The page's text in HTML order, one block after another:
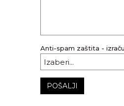
Anti-spam zaštita -
POŠALJI